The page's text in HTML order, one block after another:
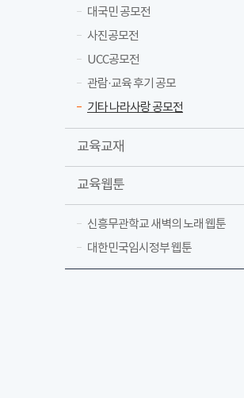
대국민 공모전
사진공모전
UCC공모전
관람·교육 후기 공모
기타 나라사랑 공모전
교육교재
교육웹툰
신흥무관학교 새벽의 노래 웹툰
대한민국임시정부 웹툰